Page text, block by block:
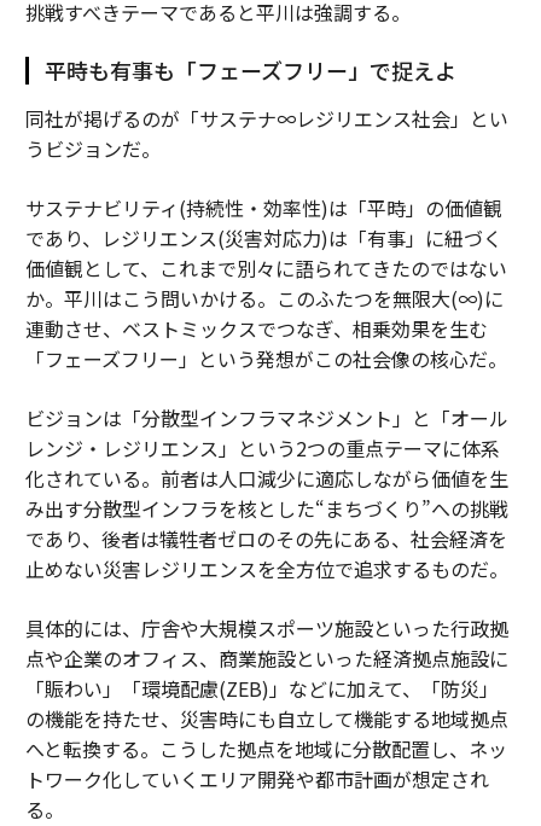
挑戦すべきテーマであると平川は強調する。
平時も有事も「フェーズフリー」で捉えよ
同社が掲げるのが「サステナ∞レジリエンス社会」とい
うビジョンだ。
サステナビリティ(持続性・効率性)は「平時」の価値観
であり、レジリエンス(災害対応力)は「有事」に紐づく
価値観として、これまで別々に語られてきたのではない
か。平川はこう問いかける。このふたつを無限大(∞)に
連動させ、ベストミックスでつなぎ、相乗効果を生む
「フェーズフリー」という発想がこの社会像の核心だ。
ビジョンは「分散型インフラマネジメント」と「オール
レンジ・レジリエンス」という2つの重点テーマに体系
化されている。前者は人口減少に適応しながら価値を生
み出す分散型インフラを核とした“まちづくり”への挑戦
であり、後者は犠牲者ゼロのその先にある、社会経済を
止めない災害レジリエンスを全方位で追求するものだ。
具体的には、庁舎や大規模スポーツ施設といった行政拠
点や企業のオフィス、商業施設といった経済拠点施設に
「賑わい」「環境配慮(ZEB)」などに加えて、「防災」
の機能を持たせ、災害時にも自立して機能する地域拠点
へと転換する。こうした拠点を地域に分散配置し、ネッ
トワーク化していくエリア開発や都市計画が想定され
る。